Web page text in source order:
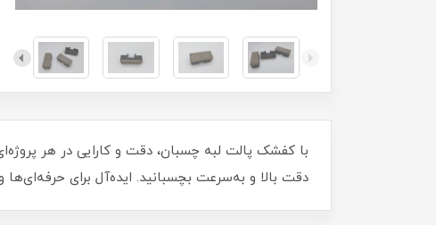
با کفشک پالت لبه چسبان، دقت و کارایی در هر
دقت بالا و به‌سرعت بچسبانید. ایده‌آل برای